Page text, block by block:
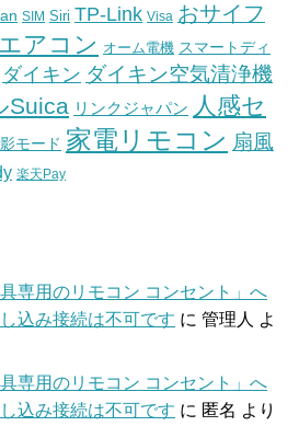
SIM Siri TP-Link Visa おサイフ
エアコン オーム電機 スマートディ
ダイキン ダイキン空気清浄機
Suica リンクジャパン 人感セ
モード 家電リモコン 扇風
楽天Pay
専用のリモコン コンセント」へ
込み接続は不可です に 管理人 よ
専用のリモコン コンセント」へ
込み接続は不可です に 匿名 より